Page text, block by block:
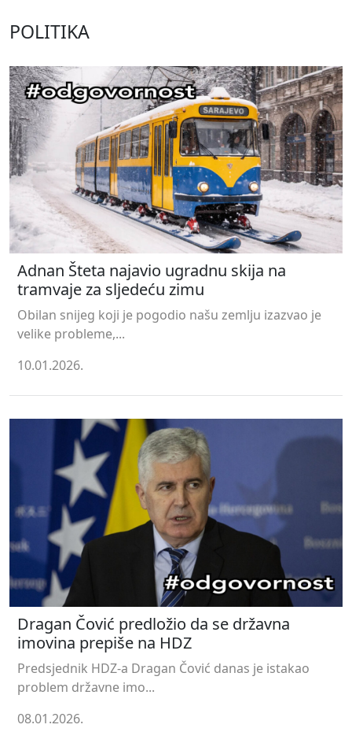
POLITIKA
Adnan Šteta najavio ugradnu skija na
tramvaje za sljedeću zimu
Obilan snijeg koji je pogodio našu zemlju izazvao je
velike probleme,...
10.01.2026.
Dragan Čović predložio da se državna
imovina prepiše na HDZ
Predsjednik HDZ-a Dragan Čović danas je istakao
problem državne imo...
08.01.2026.